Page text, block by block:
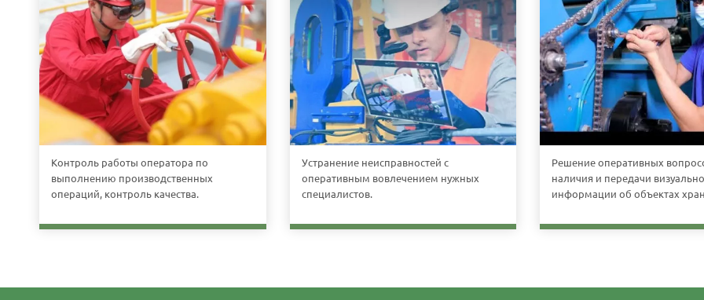
Контроль работы оператора по
выполнению производственных
операций, контроль качества.
Устранение неисправностей с
оперативным вовлечением нужных
специалистов.
Решение оперативных
наличия и передачи
информации об объектах